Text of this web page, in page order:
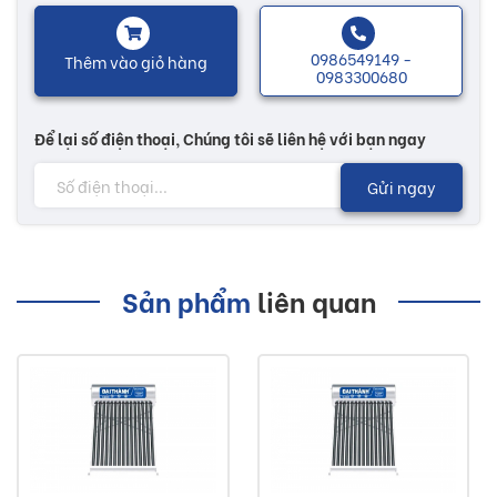
thép không gỉ siêu bền và an toàn thực phẩm, đảm bảo khả
năng giữ nhiệt lên đến 120 giờ.
Chân máy thế hệ mới đảm bảo độ vững chắc và chịu lực
tốt, vỏ bình chịu được các kiểu thời tiết khắc nghiệt sẽ đảm
bảo sản phẩm luôn bền theo thời gian.
Nhiều mẫu mã đa dạng, sẽ có thêm nhiều sự lựa chọn tùy
năng lượng mặt trời được thiết kế phù hợp với mọi không
gian và mọi loại thời tiết...
Hình ảnh quý khách đang xem có thể khác 2/10 so
với thực tế do công nghệ chụp hình và ánh sáng.
Thêm vào giỏ hàng 0986549149 -
0983300680
Để lại số điện thoại, Chúng tôi sẽ liên hệ với bạn ngay
Gửi ngay
Sản phẩm liên quan